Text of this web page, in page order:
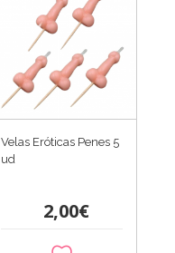
Velas Eróticas Penes 5
ud
2,00€